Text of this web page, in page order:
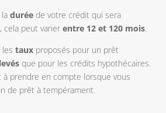
ladurée de votre crédit qui sera
cela peut varierentre 12 et 120 mois.
lestaux proposés pour un prêt
que pour les crédits hypothécaires.
à prendre en compte lorsque vous
de prêt à tempérament.